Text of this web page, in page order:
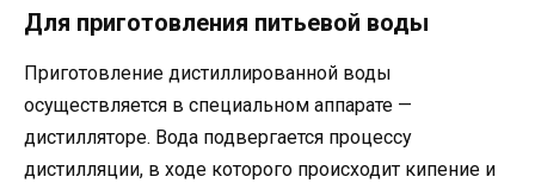
Для приготовления питьевой воды
Приготовление дистиллированной воды
осуществляется в специальном аппарате —
дистилляторе. Вода подвергается процессу
дистилляции, в ходе которого происходит кипение и